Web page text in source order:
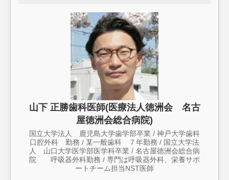
山下 正勝歯科医師(医療法人徳洲会 名古
屋徳洲会総合病院)
国立大学法人 鹿児島大学歯学部卒業 / 神戸大学歯科
口腔外科 勤務 / 某一般歯科 ７年勤務 / 国立大学法
人 山口大学医学部医学科卒業 / 名古屋徳洲会総合病
院 呼吸器外科勤務 / 専門は呼吸器外科、栄養サポ
ートチーム担当NST医師